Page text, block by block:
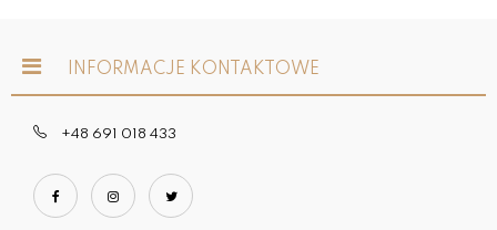
INFORMACJE KONTAKTOWE
+48 691 018 433